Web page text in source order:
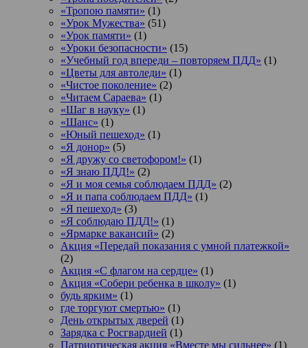
«Тропою памяти» (1)
«Урок Мужества» (51)
«Урок памяти» (1)
«Уроки безопасности» (15)
«Учебный год впереди – повторяем ПДД» (1)
«Цветы для автоледи» (1)
«Чистое поколение» (2)
«Читаем Сараева» (1)
«Шаг в науку» (1)
«Шанс» (1)
«Юный пешеход» (1)
«Я донор» (5)
«Я дружу со светофором!» (1)
«Я знаю ПДД!» (2)
«Я и моя семья соблюдаем ПДД» (2)
«Я и папа соблюдаем ПДД» (1)
«Я пешеход» (3)
«Я соблюдаю ПДД!» (1)
«Ярмарке вакансий» (2)
Акция «Передай показания с умной платежкой»
(2)
Акция «С флагом на сердце» (1)
Акция «Собери ребенка в школу» (1)
будь ярким» (1)
где торгуют смертью» (1)
День открытых дверей (1)
Зарядка с Росгвардией (1)
Патриотическая акция «Вместе мы сильнее» (1)